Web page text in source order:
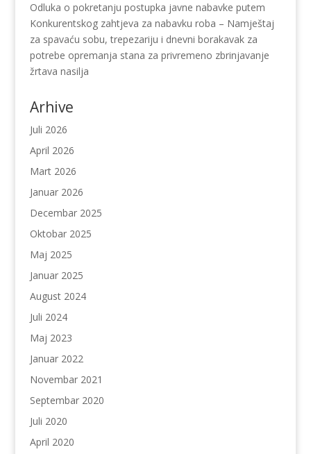
Odluka o pokretanju postupka javne nabavke putem
Konkurentskog zahtjeva za nabavku roba – Namještaj
za spavaću sobu, trepezariju i dnevni borakavak za
potrebe opremanja stana za privremeno zbrinjavanje
žrtava nasilja
Arhive
Juli 2026
April 2026
Mart 2026
Januar 2026
Decembar 2025
Oktobar 2025
Maj 2025
Januar 2025
August 2024
Juli 2024
Maj 2023
Januar 2022
Novembar 2021
Septembar 2020
Juli 2020
April 2020